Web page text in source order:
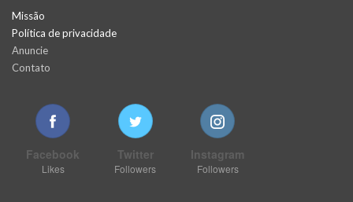
Missão
Política de privacidade
Anuncie
Contato
Facebook
Likes
Twitter
Followers
Instagram
Followers